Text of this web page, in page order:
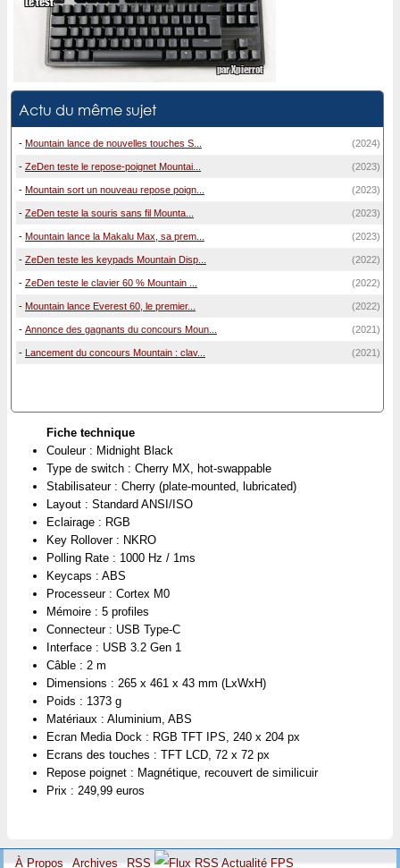
Actu du même sujet
- Mountain lance de nouvelles touches S... (2024)
- ZeDen teste le repose-poignet Mountai... (2023)
- Mountain sort un nouveau repose poign... (2023)
- ZeDen teste la souris sans fil Mounta... (2023)
- Mountain lance la Makalu Max, sa prem... (2023)
- ZeDen teste les keypads Mountain Disp... (2022)
- ZeDen teste le clavier 60 % Mountain ... (2022)
- Mountain lance Everest 60, le premier... (2022)
- Annonce des gagnants du concours Moun... (2021)
- Lancement du concours Mountain : clav... (2021)
Fiche technique
Couleur : Midnight Black
Type de switch : Cherry MX, hot-swappable
Stabilisateur : Cherry (plate-mounted, lubricated)
Layout : Standard ANSI/ISO
Eclairage : RGB
Key Rollover : NKRO
Polling Rate : 1000 Hz / 1ms
Keycaps : ABS
Processeur : Cortex M0
Mémoire : 5 profiles
Connecteur : USB Type-C
Interface : USB 3.2 Gen 1
Câble : 2 m
Dimensions : 265 x 461 x 43 mm (LxWxH)
Poids : 1373 g
Matériaux : Aluminium, ABS
Ecran Media Dock : RGB TFT IPS, 240 x 204 px
Ecrans des touches : TFT LCD, 72 x 72 px
Repose poignet : Magnétique, recouvert de similicuir
Prix : 249,99 euros
À Propos Archives RSS